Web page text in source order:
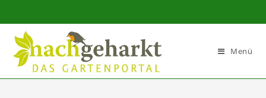
Sidebar-
Inhalt
Menü